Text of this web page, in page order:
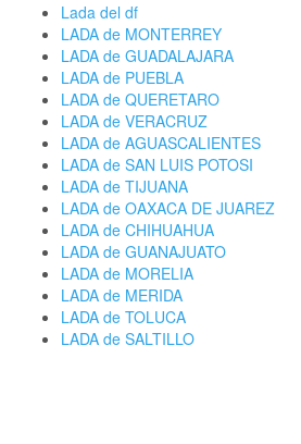
Lada del df
LADA de MONTERREY
LADA de GUADALAJARA
LADA de PUEBLA
LADA de QUERETARO
LADA de VERACRUZ
LADA de AGUASCALIENTES
LADA de SAN LUIS POTOSI
LADA de TIJUANA
LADA de OAXACA DE JUAREZ
LADA de CHIHUAHUA
LADA de GUANAJUATO
LADA de MORELIA
LADA de MERIDA
LADA de TOLUCA
LADA de SALTILLO